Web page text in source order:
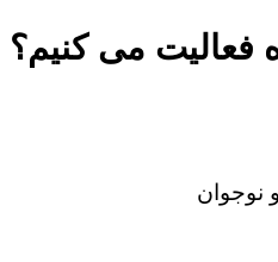
فعالیت می کنیم؟
نوجوان